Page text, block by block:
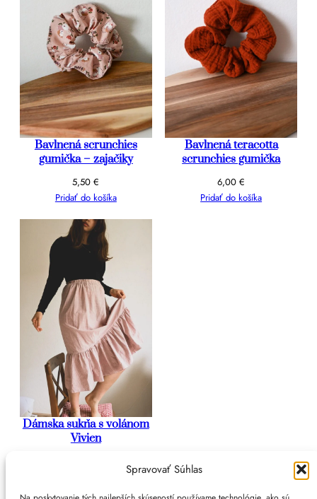
Spravovať Súhlas
Bavlnená scrunchies
gumička – zajačiky
5,50€
Pridať do košíka
Bavlnená teracotta
scrunchies gumička
6,00€
Pridať do košíka
Dámska sukňa s volánom
Vivien
Nasledujúca stránka